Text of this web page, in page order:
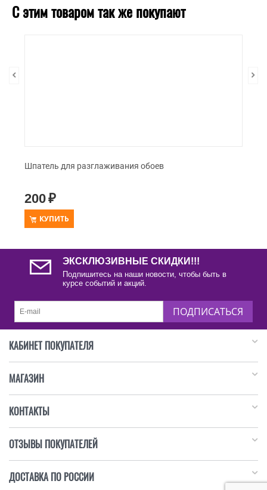
С этим товаром так же покупают
Шпатель для разглаживания обоев
200₽
КУПИТЬ
ЭКСКЛЮЗИВНЫЕ СКИДКИ!!!
Подпишитесь на наши новости, чтобы быть в
курсе событий и акций.
ПОДПИСАТЬСЯ
КАБИНЕТ ПОКУПАТЕЛЯ
МАГАЗИН
КОНТАКТЫ
ОТЗЫВЫ ПОКУПАТЕЛЕЙ
ДОСТАВКА ПО РОССИИ